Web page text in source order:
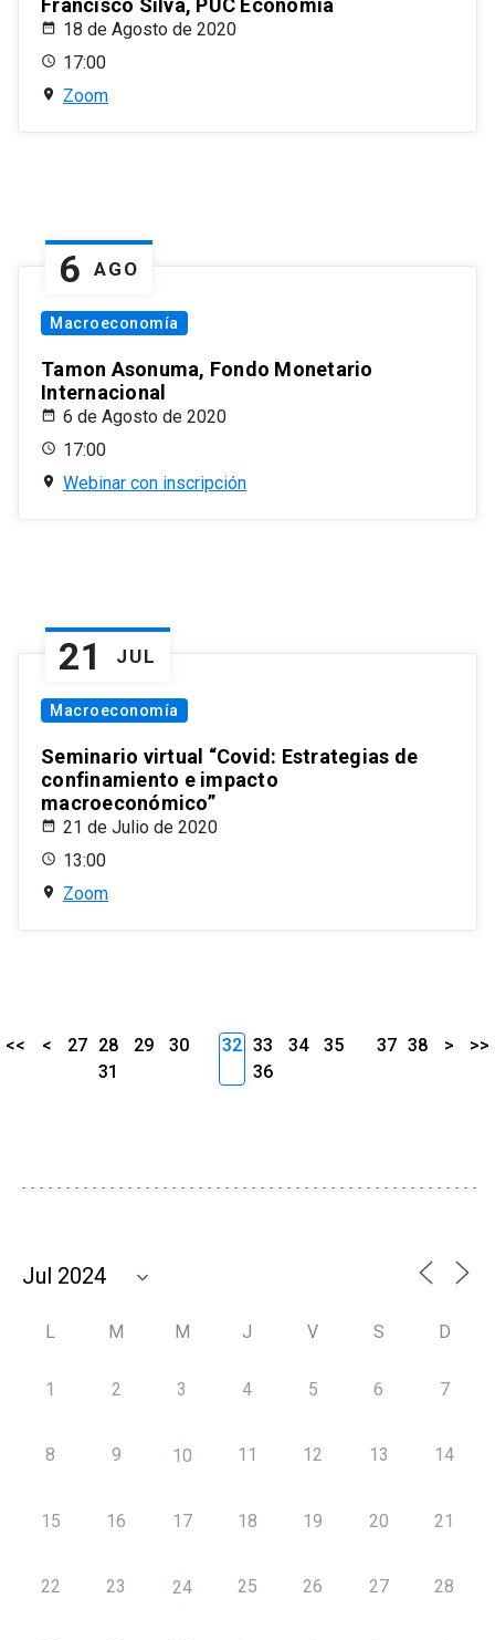
Francisco Silva, PUC Economía
18 de Agosto de 2020
17:00
Zoom
6 AGO
Macroeconomía
Tamon Asonuma, Fondo Monetario
Internacional
6 de Agosto de 2020
17:00
Webinar con inscripción
21 JUL
Macroeconomía
Seminario virtual “Covid: Estrategias de
confinamiento e impacto
macroeconómico”
21 de Julio de 2020
13:00
Zoom
<< < 27 28 29
30
31
32 33 34
35
36
37 38 > >>
L M M J V S D
1 2 3 4 5 6 7
8 9 10 11 12 13 14
15 16 17 18 19 20 21
22 23 24 25 26 27 28